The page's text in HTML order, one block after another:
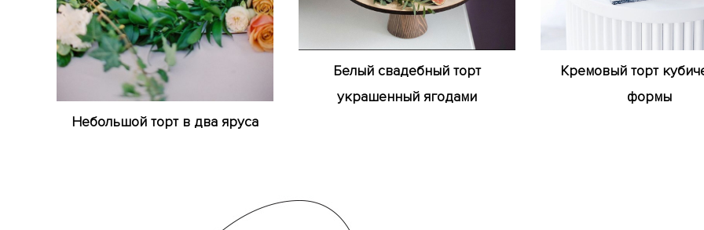
Небольшой торт в два яруса
Белый свадебный торт
украшенный ягодами
Кремовый торт
формы